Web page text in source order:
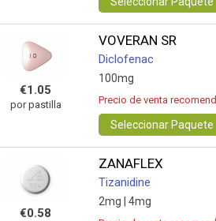
€1.05
por pastilla
VOVERAN SR
Diclofenac
100mg
Precio de venta
Seleccionar Paquete
€0.58
ZANAFLEX
Tizanidine
2mg | 4mg